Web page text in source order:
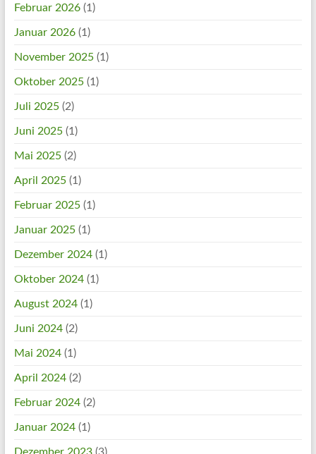
Februar 2026(1)
Januar 2026(1)
November 2025(1)
Oktober 2025(1)
Juli 2025(2)
Juni 2025(1)
Mai 2025(2)
April 2025(1)
Februar 2025(1)
Januar 2025(1)
Dezember 2024(1)
Oktober 2024(1)
August 2024(1)
Juni 2024(2)
Mai 2024(1)
April 2024(2)
Februar 2024(2)
Januar 2024(1)
Dezember 2023(3)